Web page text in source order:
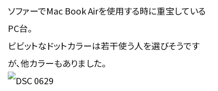
ソファーでMac Book Airを使用する時に重宝している
PC台。
ビビットなドットカラーは若干使う人を選びそうです
が、他カラーもありました。